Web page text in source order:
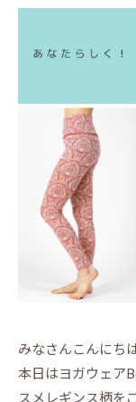
みなさんこんにち
本日はヨガウェア
スメレギンス柄を